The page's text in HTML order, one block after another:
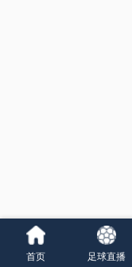
首页 足球直播